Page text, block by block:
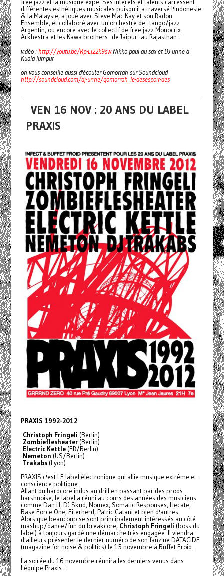
free jazz et la musique expé. Ses intérêts et talents carressent
différentes esthétiques musicales puisqu'il a traversé l'Indonesie
& la Malaysie, a joué avec Steve Mac Kay et son Radon
Ensemble, et collaboré avec un orchestre de tango/jazz
Argentin, ou encore avec le collectif de free jazz Monocrix
Arkhestra et les Kawa brothers de Jaipur -au Rajasthan-.
vidéo : http://youtu.be/Rp-Lj22k9swNikko paul au sax et DJ urine à
Kuala lumpur
on vous conseille aussi d'écouter Gomorrah sur Soundcloud
http://soundcloud.com/dj-urine/gomorrah_le-desespoir-des
VEN 16 NOV : 20 ANS DU LABEL
PRAXIS
PRAXIS 1992-2012
-Christoph Fringeli (Berlin)
-Zombieflesheater(Berlin)
-Electric Kettle(FR/Berlin)
-Nemeton (US/Berlin)
-Trakabs(Lyon)
PRAXIS c'est LE label électronique qui allie musique extrême et
conscience politique.
Allant du hardcore indus au drill en passant par des prods
harshnoise, le label a réuni au cours des années des musiciens
comme Dan H, DJ Skud, Nomex, Somatic Responses, Hecate,
Base Force One, Eiterherd, Patric Catani et bien d'autres.
Alors que beaucoup se sont principalement intéressés au côté
mashup/dance/fun du breakcore, Christoph Fringeli (boss du
label) à toujours gardé une démarche très engagée. Il viendra
d'ailleurs présenter le dernier numéro de son fanzine DATACIDE
(magazine for noise & politics) le 15 novembre à Buffet Froid.
La soirée du 16 novembre réunira les derniers venus dans
l'équipe Praxis :